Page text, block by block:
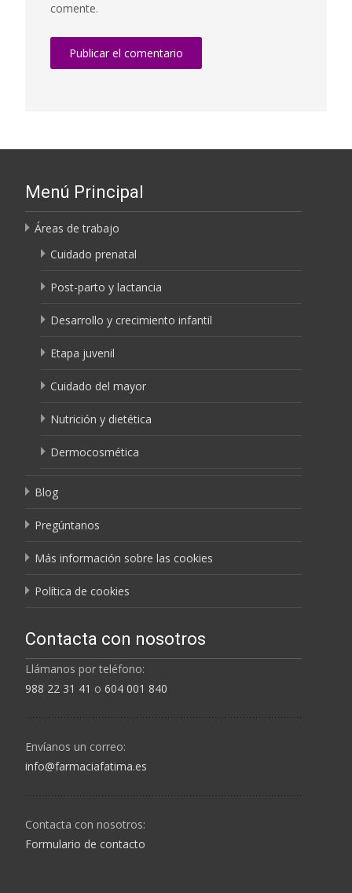
comente.
Menú Principal
Áreas de trabajo
Cuidado prenatal
Post-parto y lactancia
Desarrollo y crecimiento infantil
Etapa juvenil
Cuidado del mayor
Nutrición y dietética
Dermocosmética
Blog
Pregúntanos
Más información sobre las cookies
Política de cookies
Contacta con nosotros
Llámanos por teléfono:
988 22 31 41 o 604 001 840
Envíanos un correo:
info@farmaciafatima.es
Contacta con nosotros:
Formulario de contacto